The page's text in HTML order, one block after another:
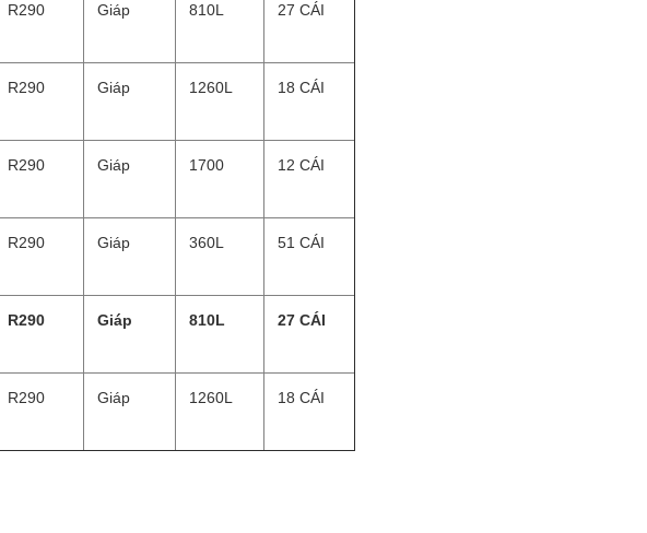
R290 Giáp 810L 27 CÁI
R290 Giáp 1260L 18 CÁI
R290 Giáp 1700 12 CÁI
R290 Giáp 360L 51 CÁI
R290 Giáp 810L 27 CÁI
R290 Giáp 1260L 18 CÁI